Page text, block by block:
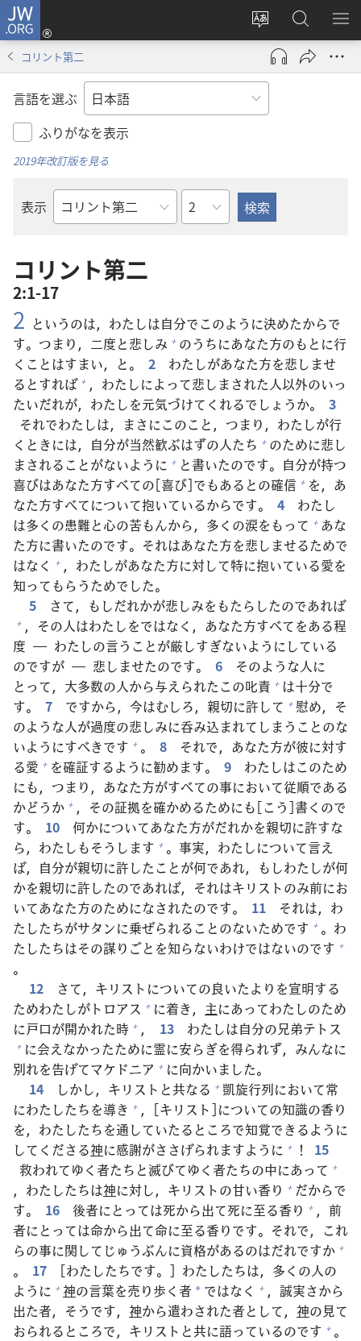
JW.ORG
サ
イ
ト
の
言
え
る
ロ
グ
ン
し
で
開
JW.ORG
の
検
メ
を
コリント第二
言語を選ぶ
ふりがなを表示
2019年改訂版を見る
表示
聖
の
書
名
章
コリント第二
2:1-17
2 というのは，わたしは自分でこのように決めたからで
す。つまり， 二度と悲しみ + のうちにあなた方のもとに行
くことはすまい，と。
2 わたしがあなた方を悲しませ
るとすれば + ，わたしによって悲しまされた人以外のいっ
たいだれが，わたしを元気づけてくれるでしょうか。
3
それでわたしは，まさにこのこと，つまり，わたしが行
くときには， 自分が当然歓ぶはずの人たち + のために悲し
まされることがないように + と書いたのです。 自分が持つ
喜びはあなた方すべての[喜び]でもあるとの確信 + を，あ
なた方すべてについて抱いているからです。 4
わたし
は多くの患難と心の苦もんから， 多くの涙をもって + あな
た方に書いたのです。それはあなた方を悲しませるためで
はなく + ，わたしがあなた方に対して特に抱いている愛を
知ってもらうためでした。
5
さて，もしだれかが悲しみをもたらしたのであれば
+ ，その人はわたしをではなく，あなた方すべてをある程
度 ― わたしの言うことが厳しすぎないようにしている
のですが ― 悲しませたのです。 6 そのような人に
とって， 大多数の人から与えられたこの叱責 + は十分で
す。
7 ですから， 今はむしろ， 親切に許して + 慰め，そ
のような人が過度の悲しみに呑み込まれてしまうことのな
いようにすべきです + 。 8 それで，あなた方が彼に対す
る愛 + を確証するように勧めます。 9
わたしはこのため
にも，つまり，あなた方がすべての事において従順である
かどうか + ，その証拠を確かめるためにも[こう]書くので
す。
10 何かについてあなた方がだれかを親切に許すな
ら，わたしもそうします + 。 事実，わたしについて言え
ば， 自分が親切に許したことが何であれ，もしわたしが何
かを親切に許したのであれば，それはキリストのみ前にお
いてあなた方のためになされたのです。 11
それは，わ
たしたちがサタンに乗ぜられることのないためです + 。わ
たしたちはその謀りごとを知らないわけではないのです +
。
12
さて，キリストについての良いたよりを宣明する
ためわたしがトロアス + に着き， 主にあってわたしのため
に戸口が開かれた時 + ， 13 わたしは自分の兄弟テトス
+ に会えなかったために霊に安らぎを得られず，みんなに
別れを告げてマケドニア + に向かいました。
14
しかし，キリストと共なる + 凱旋行列において常
にわたしたちを導き + ，[キリスト]についての知識の香り
を，わたしたちを通していたるところで知覚できるように
してくださる神に感謝がささげられますように + ！
15
救われてゆく 者たちと滅びてゆく 者たちの中にあって +
，わたしたちは神に対し，キリストの甘い香り + だからで
す。
16 後者にとっては死から出て死に至る香り + ， 前
者にとっては命から出て命に至る香りです。それで，これ
らの事に関してじゅうぶんに資格があるのはだれですか +
。 17 [わたしたちです。] わたしたちは， 多くの人の
ように + 神の言葉を売り歩く 者 * ではなく + ， 誠実さから
出た者，そうです， 神から遣わされた者として， 神の見て
おられるところで，キリストと共に語っているのです + 。